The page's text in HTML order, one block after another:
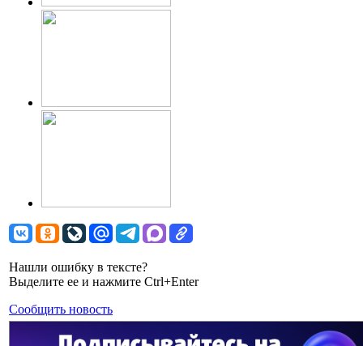
Нашли ошибку в тексте?
Выделите ее и нажмите Ctrl+Enter
Сообщить новость